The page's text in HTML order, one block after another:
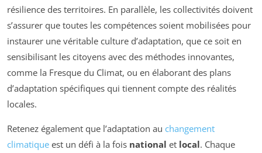
résilience des territoires. En parallèle, les collectivités doivent
s’assurer que toutes les compétences soient mobilisées pour
instaurer une véritable culture d’adaptation, que ce soit en
sensibilisant les citoyens avec des méthodes innovantes,
comme la Fresque du Climat, ou en élaborant des plans
d’adaptation spécifiques qui tiennent compte des réalités
locales.
Retenez également que l’adaptation au changement
climatique est un défi à la fois national et local. Chaque